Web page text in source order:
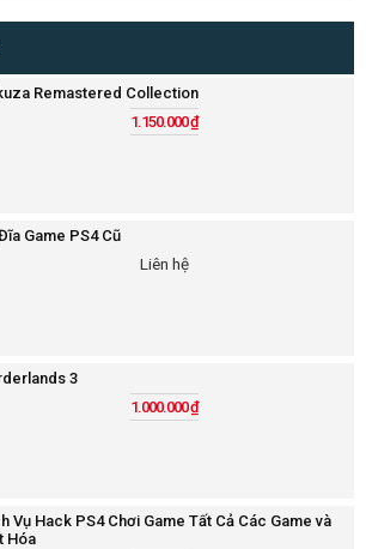
Remastered Collection
1.150.000₫
Game PS4 Cũ
Liên hệ
3
1.000.000₫
Vụ Hack PS4 Chơi Game Tất Cả Các Game và
Hóa